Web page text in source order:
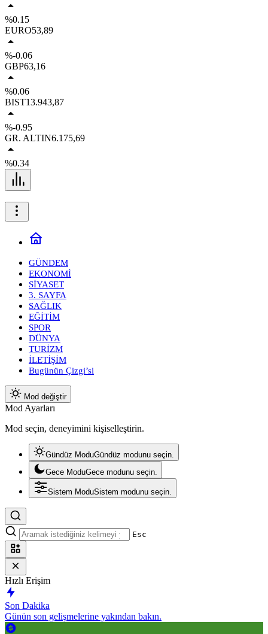
%0.15
EURO53,89
%-0.06
GBP63,16
%0.06
BIST13.943,87
%-0.95
GR. ALTIN6.175,69
%0.34
GÜNDEM
EKONOMİ
SİYASET
3. SAYFA
SAĞLIK
EĞİTİM
SPOR
DÜNYA
TURİZM
İLETİŞİM
Bugünün Çizgi’si
Mod değiştir
Mod Ayarları
Mod seçin, deneyimini kişiselleştirin.
Gündüz ModuGündüz modunu seçin.
Gece ModuGece modunu seçin.
Sistem ModuSistem modunu seçin.
Esc
Hızlı Erişim
Son Dakika
Günün son gelişmelerine yakından bakın.